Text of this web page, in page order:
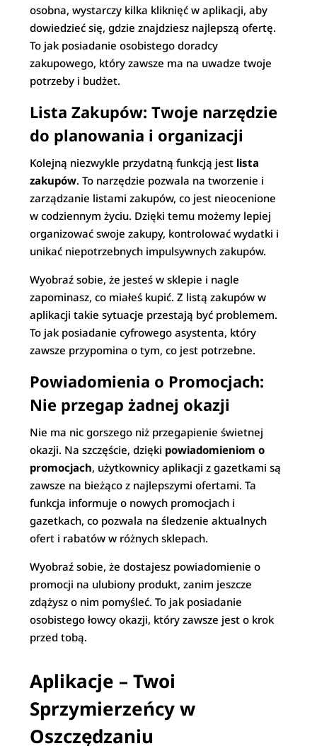
osobna, wystarczy kilka kliknięć w aplikacji, aby
dowiedzieć się, gdzie znajdziesz najlepszą ofertę.
To jak posiadanie osobistego doradcy
zakupowego, który zawsze ma na uwadze twoje
potrzeby i budżet.
Lista Zakupów: Twoje narzędzie
do planowania i organizacji
Kolejną niezwykle przydatną funkcją jest lista
zakupów. To narzędzie pozwala na tworzenie i
zarządzanie listami zakupów, co jest nieocenione
w codziennym życiu. Dzięki temu możemy lepiej
organizować swoje zakupy, kontrolować wydatki i
unikać niepotrzebnych impulsywnych zakupów.
Wyobraź sobie, że jesteś w sklepie i nagle
zapominasz, co miałeś kupić. Z listą zakupów w
aplikacji takie sytuacje przestają być problemem.
To jak posiadanie cyfrowego asystenta, który
zawsze przypomina o tym, co jest potrzebne.
Powiadomienia o Promocjach:
Nie przegap żadnej okazji
Nie ma nic gorszego niż przegapienie świetnej
okazji. Na szczęście, dzięki powiadomieniom o
promocjach, użytkownicy aplikacji z gazetkami są
zawsze na bieżąco z najlepszymi ofertami. Ta
funkcja informuje o nowych promocjach i
gazetkach, co pozwala na śledzenie aktualnych
ofert i rabatów w różnych sklepach.
Wyobraź sobie, że dostajesz powiadomienie o
promocji na ulubiony produkt, zanim jeszcze
zdążysz o nim pomyśleć. To jak posiadanie
osobistego łowcy okazji, który zawsze jest o krok
przed tobą.
Aplikacje – Twoi
Sprzymierzeńcy w
Oszczędzaniu